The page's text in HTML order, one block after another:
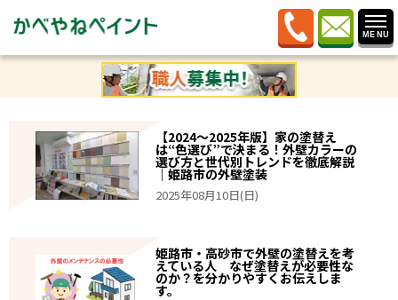
記事カテゴリー»マンション
【2024～2025年版】家の塗替え
は“色選び”で決まる！外壁カラーの
選び方と世代別トレンドを徹底解説
｜姫路市の外壁塗装
2025年08月10日(日)
姫路市・高砂市で外壁の塗替えを考
えている人 なぜ塗替えが必要性な
のか？を分かりやすくお伝えしま
す。